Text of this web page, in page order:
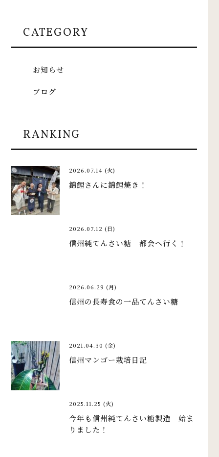
CATEGORY
お知らせ
ブログ
RANKING
2026.07.14 (火)
錦鯉さんに錦鯉焼き！
2026.07.12 (日)
信州純てんさい糖 都会へ行く！
2026.06.29 (月)
信州の長寿食の一品てんさい糖
2021.04.30 (金)
信州マンゴー栽培日記
2025.11.25 (火)
今年も信州純てんさい糖製造 始ま
りました！